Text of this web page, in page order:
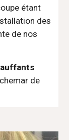
étant
des
de nos
de